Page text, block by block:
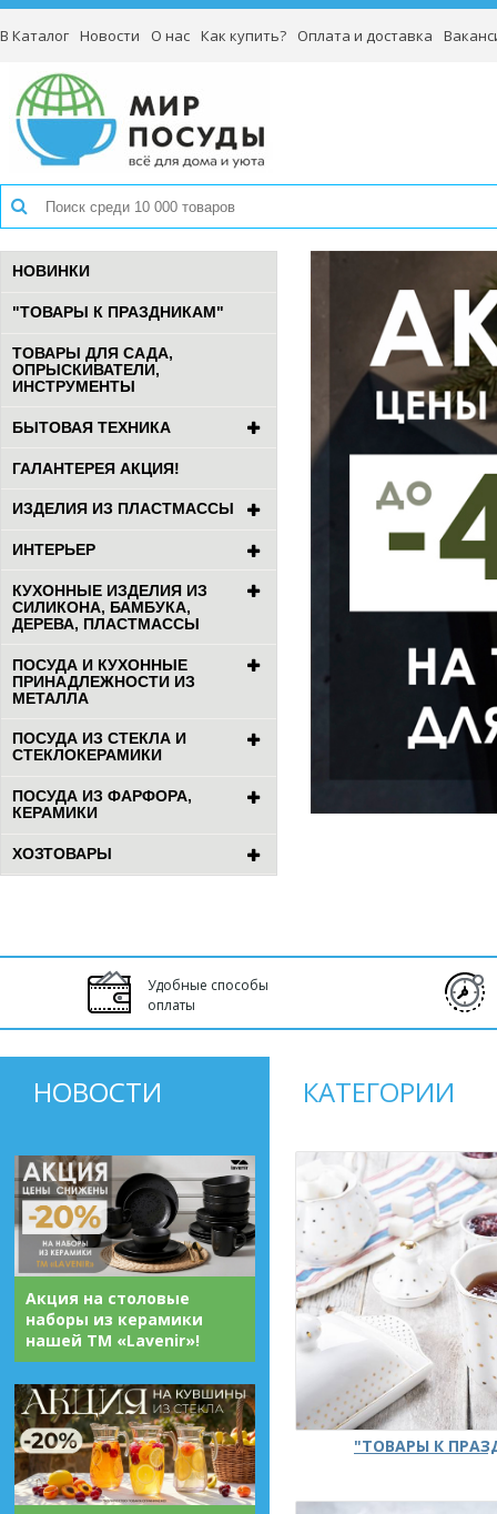
В Каталог Новости О нас Как купить? Оплата и доставка
НОВИНКИ
"ТОВАРЫ К ПРАЗДНИКАМ"
ТОВАРЫ ДЛЯ САДА,
ОПРЫСКИВАТЕЛИ,
ИНСТРУМЕНТЫ
БЫТОВАЯ ТЕХНИКА
ГАЛАНТЕРЕЯ АКЦИЯ!
ИЗДЕЛИЯ ИЗ ПЛАСТМАССЫ
ИНТЕРЬЕР
КУХОННЫЕ ИЗДЕЛИЯ ИЗ
СИЛИКОНА, БАМБУКА,
ДЕРЕВА, ПЛАСТМАССЫ
ПОСУДА И КУХОННЫЕ
ПРИНАДЛЕЖНОСТИ ИЗ
МЕТАЛЛА
ПОСУДА ИЗ СТЕКЛА И
СТЕКЛОКЕРАМИКИ
ПОСУДА ИЗ ФАРФОРА,
КЕРАМИКИ
ХОЗТОВАРЫ
Удобные способы
оплаты
НОВОСТИ
Акция на столовые
наборы из керамики
нашей ТМ «Lavenir»!
КАТЕГОРИИ
"ТОВАРЫ К